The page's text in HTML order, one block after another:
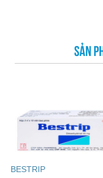
SẢN
BESTRIP